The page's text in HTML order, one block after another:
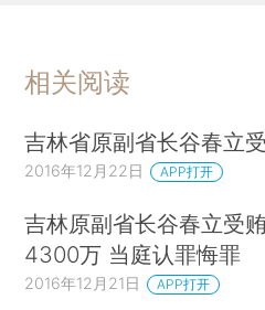
相关阅读
吉林省原副省长谷春立
2016年12月22日 APP打开
吉林原副省长谷春立受
4300万 当庭认罪悔罪
2016年12月21日 APP打开